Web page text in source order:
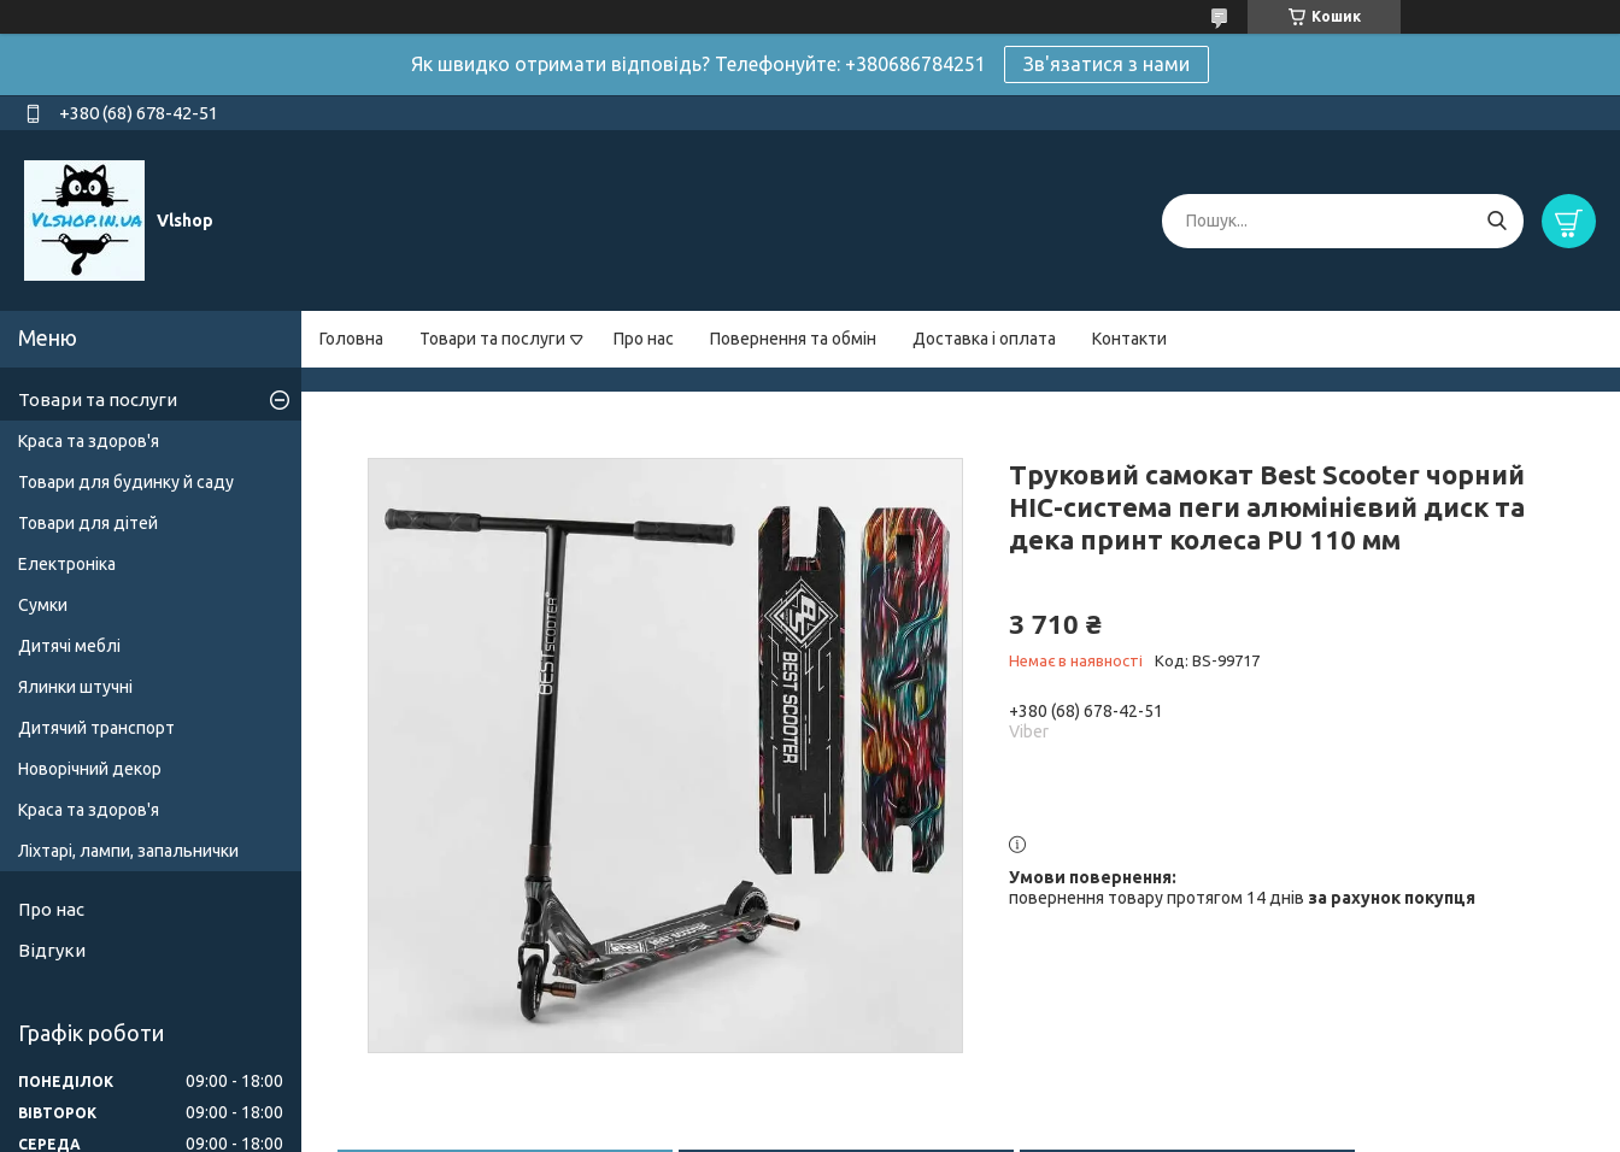
Кошик
Як швидко отримати відповідь? Телефонуйте: +380686784251 Зв'язатися з нами
+380 (68) 678-42-51
Vlshop
Головна Товари та послуги Про нас Повернення та обмін Доставка і оплата Контакти
Труковий самокат Best Scooter чорний
HIC-система пеги алюмінієвий диск та
дека принт колеса PU 110 мм
3 710 ₴
Немає в наявності Код: BS-99717
+380 (68) 678-42-51
Viber
повернення товару протягом 14 днів за рахунок покупця
Товари та послуги
Краса та здоров'я
Товари для будинку й саду
Товари для дітей
Електроніка
Сумки
Дитячі меблі
Ялинки штучні
Дитячий транспорт
Новорічний декор
Краса та здоров'я
Ліхтарі, лампи, запальнички
Про нас
Відгуки
Графік роботи
ПОНЕДІЛОК 09:00 18:00
ВІВТОРОК 09:00 18:00
СЕРЕДА 09:00 18:00